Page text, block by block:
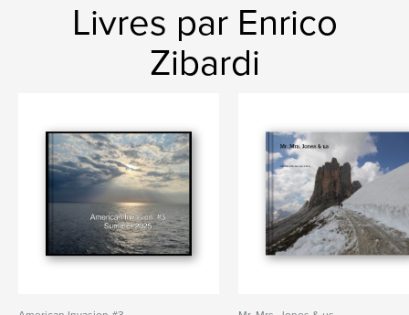
Livres par Enrico
Zibardi